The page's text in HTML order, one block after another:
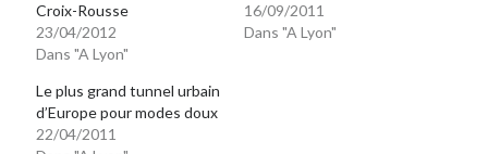
Photos
Post inutile
Sons
Sorties cuculturelles
Tavukoi
Croix-Rousse
23/04/2012
Dans "A Lyon"
16/09/2011
Dans "A Lyon"
Le plus grand tunnel urbain
d’Europe pour modes doux
22/04/2011